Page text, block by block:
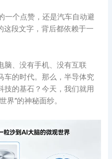
一个点赞，还是汽车自动避
这段文字，背后都依赖于一
脑、没有手机、没有互联
车的时代。那么，半导体究
技的基石？今天，我们就用
界”的神秘面纱。